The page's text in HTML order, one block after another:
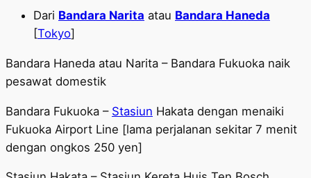
Dari Bandara Narita atau Bandara Haneda
[Tokyo]
Bandara Haneda atau Narita – Bandara Fukuoka naik
pesawat domestik
Bandara Fukuoka – Stasiun Hakata dengan menaiki
Fukuoka Airport Line [lama perjalanan sekitar 7 menit
dengan ongkos 250 yen]